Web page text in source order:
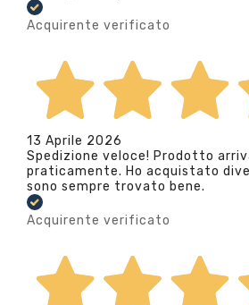
Acquirente verificato
13 Aprile 2026
Spedizione veloce! Prodotto
praticamente. Ho acquistato
sono sempre trovato bene.
Acquirente verificato